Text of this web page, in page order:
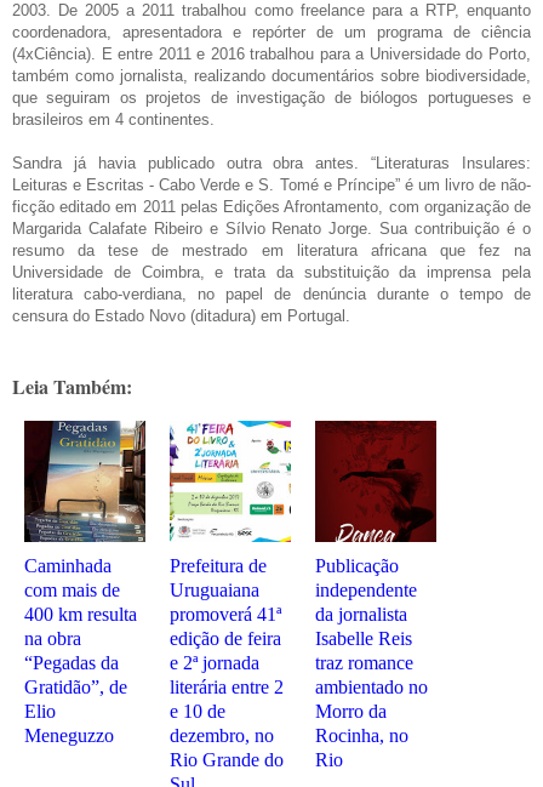
2003. De 2005 a 2011 trabalhou como freelance para a RTP, enquanto
coordenadora, apresentadora e repórter de um programa de ciência
(4xCiência). E entre 2011 e 2016 trabalhou para a Universidade do Porto,
também como jornalista, realizando documentários sobre biodiversidade,
que seguiram os projetos de investigação de biólogos portugueses e
brasileiros em 4 continentes.
Sandra já havia publicado outra obra antes. “Literaturas Insulares:
Leituras e Escritas - Cabo Verde e S. Tomé e Príncipe” é um livro de não-
ficção editado em 2011 pelas Edições Afrontamento, com organização de
Margarida Calafate Ribeiro e Sílvio Renato Jorge. Sua contribuição é o
resumo da tese de mestrado em literatura africana que fez na
Universidade de Coimbra, e trata da substituição da imprensa pela
literatura cabo-verdiana, no papel de denúncia durante o tempo de
censura do Estado Novo (ditadura) em Portugal.
Leia Também:
Caminhada
com mais de
400 km resulta
na obra
“Pegadas da
Gratidão”, de
Elio
Meneguzzo
Prefeitura de
Uruguaiana
promoverá 41ª
edição de feira
e 2ª jornada
literária entre 2
e 10 de
dezembro, no
Rio Grande do
Publicação
independente
da jornalista
Isabelle Reis
traz romance
ambientado no
Morro da
Rocinha, no
Rio